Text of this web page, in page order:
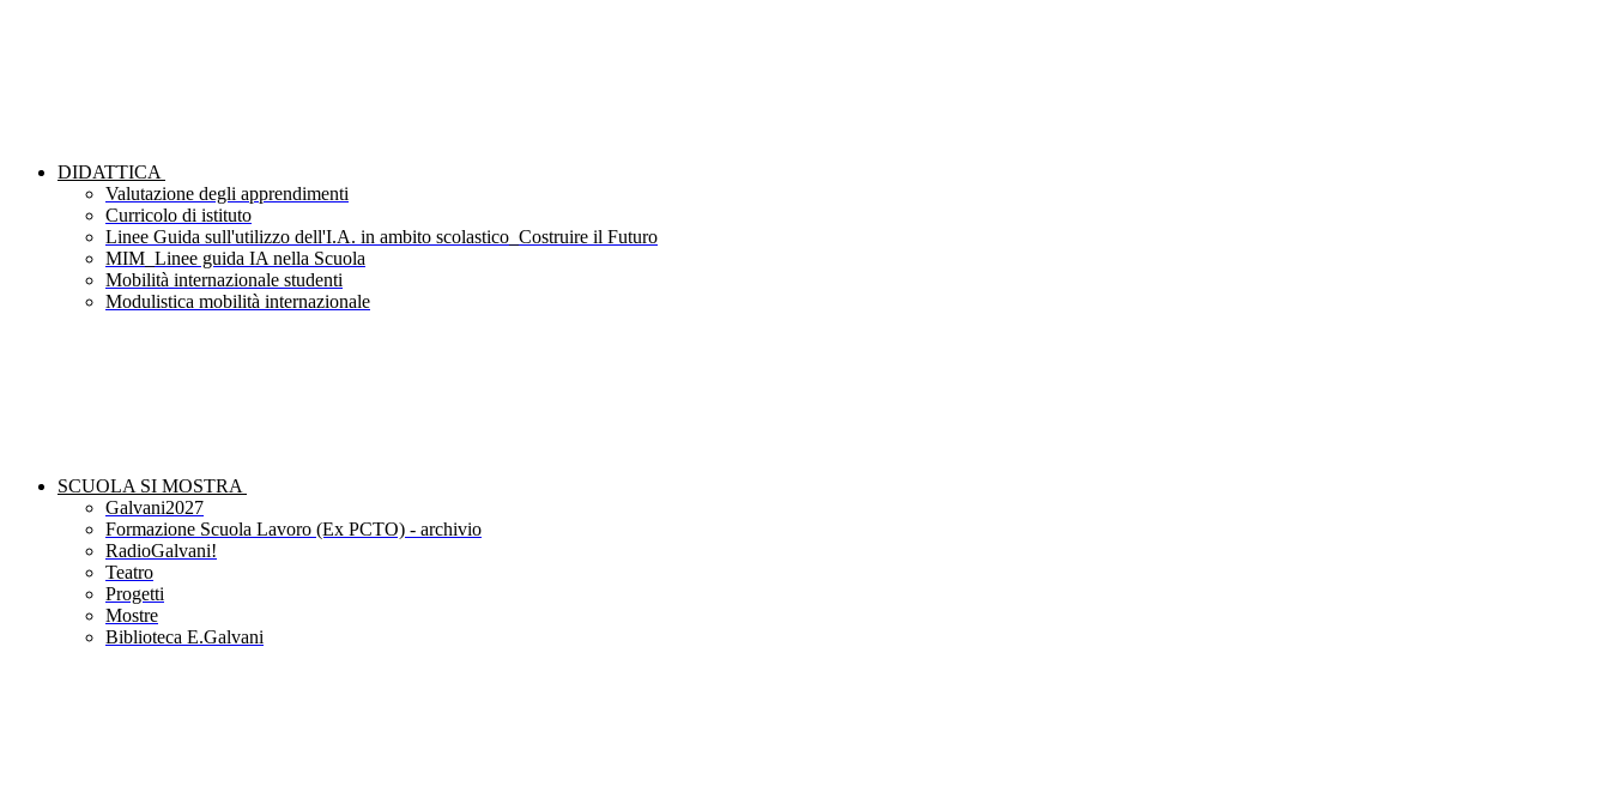
DIDATTICA
Valutazione degli apprendimenti
Curricolo di istituto
Linee Guida sull'utilizzo dell'I.A. in ambito scolastico_Costruire il Futuro
MIM_Linee guida IA nella Scuola
Mobilità internazionale studenti
Modulistica mobilità internazionale
SCUOLA SI MOSTRA
Galvani2027
Formazione Scuola Lavoro (Ex PCTO) - archivio
RadioGalvani!
Teatro
Progetti
Mostre
Biblioteca E.Galvani